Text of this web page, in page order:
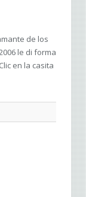
de los
le di forma
en la casita